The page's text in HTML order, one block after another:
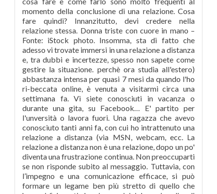
momento della conclusione di una relazione. Cosa
fare quindi? Innanzitutto, devi credere nella
relazione stessa. Donna triste con cuore in mano –
Fonte: iStock photo. Insomma, sta di fatto che
adesso vi trovate immersi in una relazione a distanza
e, tra dubbi e incertezze, spesso non sapete come
gestire la situazione. perchè ora studia all'estero)
abbastanza intensa per quasi 7 mesi da quando l'ho
ri-beccata online, è venuta a visitarmi circa una
settimana fa. Vi siete conosciuti in vacanza o
durante una gita, su Facebook… E' partito per
l'unversità o lavora fuori. Una ragazza che avevo
conosciuto tanti anni fa, con cui ho intrattenuto una
relazione a distanza (via MSN, webcam, ecc. La
relazione a distanza non è una relazione, dopo un po'
diventa una frustrazione continua. Non preoccuparti
se non risponde subito al messaggio. Tuttavia, con
l’impegno e una comunicazione efficace, si può
formare un legame ben più stretto di quello che